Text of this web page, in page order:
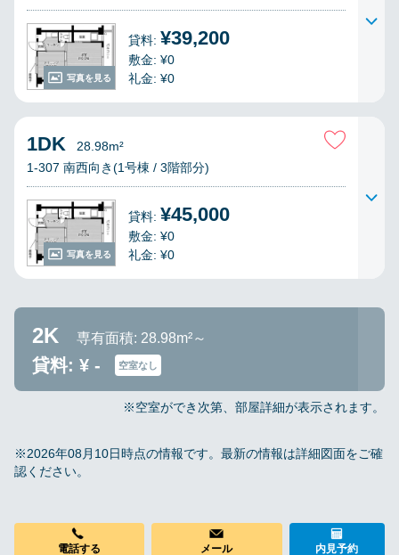
写真を見る
貸料: ¥39,200
敷金: ¥0
礼金: ¥0
写真を見る
1DK
28.98m²
1-307 南西向き(1号棟 / 3階部分)
貸料: ¥45,000
敷金: ¥0
礼金: ¥0
2K 専有面積: 28.98m²～
貸料: ¥ - 空室なし
※空室ができ次第、部屋詳細が表示されます。
※2026年08月10日時点の情報です。最新の情報は詳細図面をご確
認ください。
電話する メール 内見予約